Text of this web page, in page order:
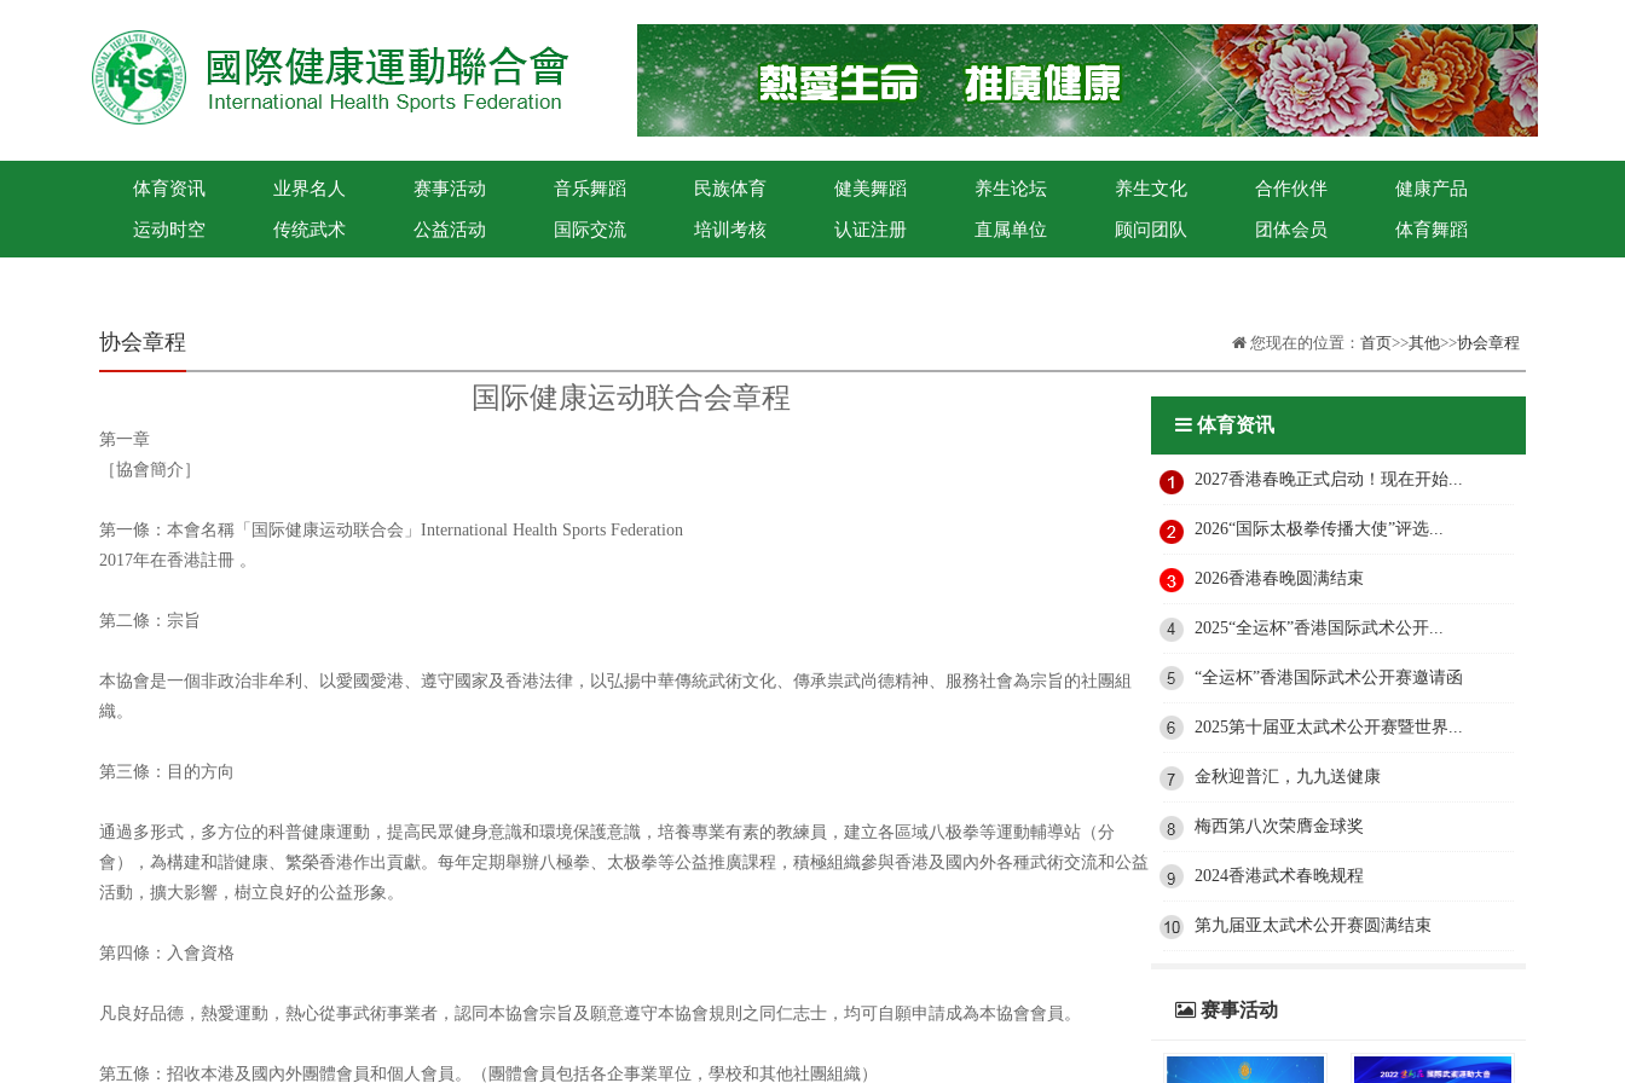
体育资讯 业界名人 赛事活动 音乐舞蹈 民族体育 健美舞蹈 养生论坛 养生文化 合作伙伴 健康产品
运动时空 传统武术 公益活动 国际交流 培训考核 认证注册 直属单位 顾问团队 团体会员 体育舞蹈
协会章程 您现在的位置： 首页>>其他>>协会章程
国际健康运动联合会章程
第一章
［協會簡介］
第一條：本會名稱「国际健康运动联合会」International Health Sports Federation
2017年在香港註冊 。
第二條：宗旨
本協會是一個非政治非牟利、以愛國愛港、遵守國家及香港法律，以弘揚中華傳統武術文化、傳承祟武尚德精神、服務社會為宗旨的社團組
織。
第三條：目的方向
通過多形式，多方位的科普健康運動，提高民眾健身意識和環境保護意識，培養專業有素的教練員，建立各區域八极拳等運動輔導站（分
會），為構建和諧健康、繁榮香港作出貢獻。每年定期舉辦八極拳、太极拳等公益推廣課程，積極組織參與香港及國內外各種武術交流和公益
活動，擴大影響，樹立良好的公益形象。
第四條：入會資格
凡良好品德，熱愛運動，熱心從事武術事業者，認同本協會宗旨及願意遵守本協會規則之同仁志士，均可自願申請成為本協會會員。
第五條：招收本港及國內外團體會員和個人會員。（團體會員包括各企事業單位，學校和其他社團組織）
体育资讯
2027香港春晚正式启动！现在开始...
2026“国际太极拳传播大使”评选...
2026香港春晚圆满结束
2025“全运杯”香港国际武术公开...
“全运杯”香港国际武术公开赛邀请函
2025第十届亚太武术公开赛暨世界...
金秋迎普汇，九九送健康
梅西第八次荣膺金球奖
2024香港武术春晚规程
第九届亚太武术公开赛圆满结束
赛事活动